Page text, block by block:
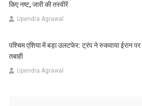
किए नष्ट, जारी की तस्वीरें
Upendra Agrawal
पश्चिम एशिया में बड़ा उलटफेर: ट्रंप ने रुकवाया ईरान पर
तबाही
Upendra Agrawal